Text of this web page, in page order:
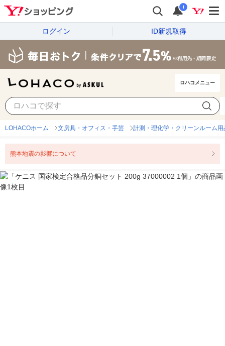
i
ログイン ID新規取得
ロハコメニュー
LOHACOホーム 文房具・オフィス・手芸 計測・理化学・クリーンルーム用
熊本地震の影響について